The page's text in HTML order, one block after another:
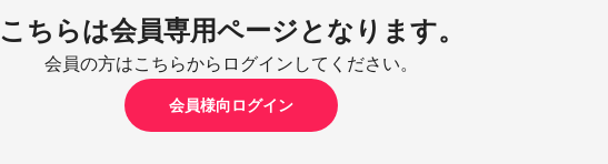
こちらは会員専用ページとなります。
会員の方はこちらからログインしてください。
会員様向ログイン